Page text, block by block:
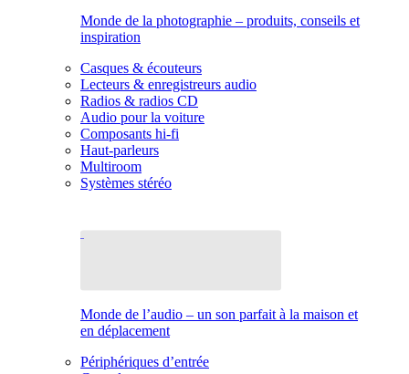
Monde de la photographie – produits, conseils et
inspiration
Casques & écouteurs
Lecteurs & enregistreurs audio
Radios & radios CD
Audio pour la voiture
Composants hi-fi
Haut-parleurs
Multiroom
Systèmes stéréo
Monde de l’audio – un son parfait à la maison et
en déplacement
Périphériques d’entrée